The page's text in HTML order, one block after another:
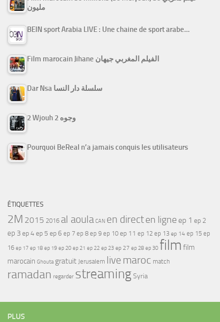
مليون
BEIN sport Arabia LIVE : Une chaine de sport arabe…
Film marocain Jihane الفيلم المغربي جيهان
Dar Nsa سلسلة دار النسا
2 Wjouh 2 وجوه
Pourquoi BeReal n’a jamais conquis les utilisateurs
ÉTIQUETTES
2M 2015 2016 al aoula CAN en directen ligne ep 1 ep 2
ep 3ep 4ep 5 ep 6 ep 7 ep 8 ep 9 ep 10 ep 11 ep 12 ep 13 ep 14 ep 15 ep
16 ep 17 ep 18 ep 19 ep 20 ep 21 ep 22 ep 23 ep 27 ep 28 ep 30 film film
marocain Ghouta gratuit Jerusalem live maroc match
ramadan regarder streamingSyria
PLUS